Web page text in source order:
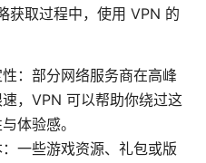
获取过程中，使用 VPN 的
：部分网络服务商在高峰
，VPN 可以帮助你绕过这
体验感。
一些游戏资源、礼包或版